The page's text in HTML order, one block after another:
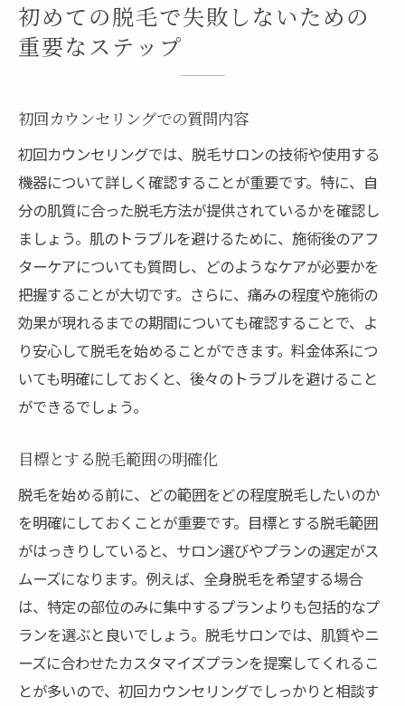
初めての脱毛で失敗しないための
重要なステップ
初回カウンセリングでの質問内容
初回カウンセリングでは、脱毛サロンの技術や使用する
機器について詳しく確認することが重要です。特に、自
分の肌質に合った脱毛方法が提供されているかを確認し
ましょう。肌のトラブルを避けるために、施術後のアフ
ターケアについても質問し、どのようなケアが必要かを
把握することが大切です。さらに、痛みの程度や施術の
効果が現れるまでの期間についても確認することで、よ
り安心して脱毛を始めることができます。料金体系につ
いても明確にしておくと、後々のトラブルを避けること
ができるでしょう。
目標とする脱毛範囲の明確化
脱毛を始める前に、どの範囲をどの程度脱毛したいのか
を明確にしておくことが重要です。目標とする脱毛範囲
がはっきりしていると、サロン選びやプランの選定がス
ムーズになります。例えば、全身脱毛を希望する場合
は、特定の部位のみに集中するプランよりも包括的なプ
ランを選ぶと良いでしょう。脱毛サロンでは、肌質やニ
ーズに合わせたカスタマイズプランを提案してくれるこ
とが多いので、初回カウンセリングでしっかりと相談す